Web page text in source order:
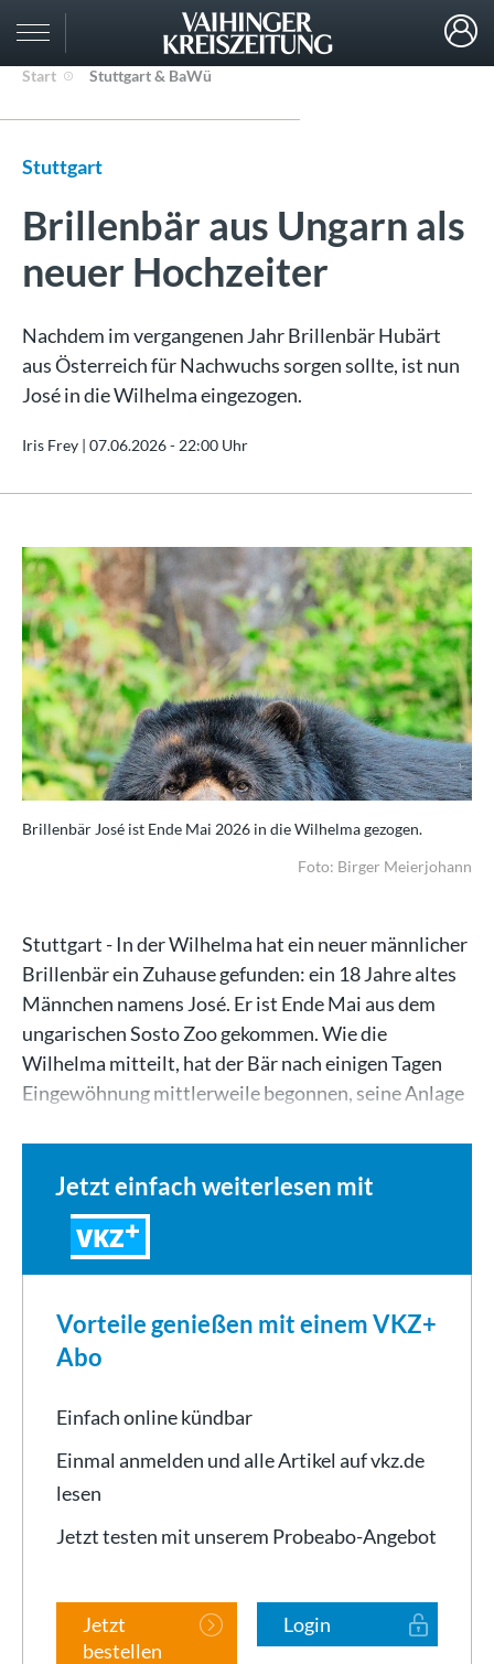
Start Stuttgart & BaWü
Stuttgart
Brillenbär aus Ungarn als
neuer Hochzeiter
Nachdem im vergangenen Jahr Brillenbär Hubärt
aus Österreich für Nachwuchs sorgen sollte, ist nun
José in die Wilhelma eingezogen.
Iris Frey | 07.06.2026 - 22:00 Uhr
Brillenbär José ist Ende Mai 2026 in die Wilhelma gezogen.
Foto: Birger Meierjohann
Stuttgart - In der Wilhelma hat ein neuer männlicher
Brillenbär ein Zuhause gefunden: ein 18 Jahre altes
Männchen namens José. Er ist Ende Mai aus dem
ungarischen Sosto Zoo gekommen. Wie die
Wilhelma mitteilt, hat der Bär nach einigen Tagen
Eingewöhnung mittlerweile begonnen, seine Anlage
Jetzt einfach weiterlesen mit
VKZ
Vorteile genießen mit einem VKZ+
Abo
Einfach online kündbar
Einmal anmelden und alle Artikel auf vkz.de
lesen
Jetzt testen mit unserem Probeabo-Angebot
Jetzt
bestellen
Login